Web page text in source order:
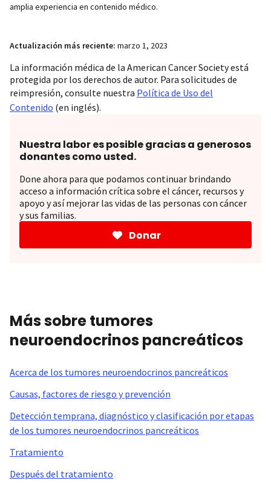
amplia experiencia en contenido médico.
Actualización más reciente: marzo 1, 2023
La información médica de la American Cancer Society está
protegida por los derechos de autor. Para solicitudes de
reimpresión, consulte nuestra Política de Uso del
Contenido (en inglés).
Nuestra labor es posible gracias a generosos
donantes como usted.
Done ahora para que podamos continuar brindando
acceso a información crítica sobre el cáncer, recursos y
apoyo y así mejorar las vidas de las personas con cáncer
y sus familias.
Donar
Más sobre tumores
neuroendocrinos pancreáticos
Acerca de los tumores neuroendocrinos pancreáticos
Causas, factores de riesgo y prevención
Detección temprana, diagnóstico y clasificación por etapas
de los tumores neuroendocrinos pancreáticos
Tratamiento
Después del tratamiento